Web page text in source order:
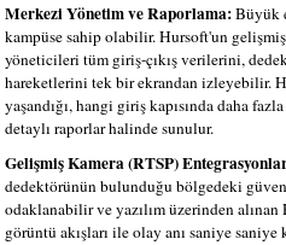
Merkezi Yönetim ve Raporlama:Büyük
kampüse sahip olabilir. Hursoft'un
yöneticileri tüm giriş-çıkış verilerini,
hareketlerini tek bir ekrandan izleyebilir.
yaşandığı, hangi giriş kapısında daha
detaylı raporlar halinde sunulur.
Gelişmiş Kamera (RTSP)
dedektörünün bulunduğu bölgedeki
odaklanabilir ve yazılım üzerinden
görüntü akışları ile olay anı saniye